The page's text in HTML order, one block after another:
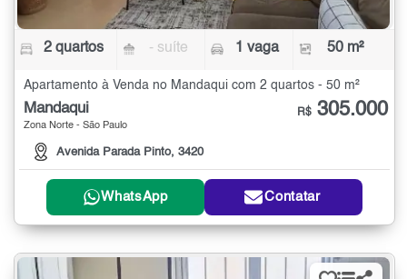
2 quartos - suíte 1 vaga 50 m²
Apartamento à Venda no Mandaqui com 2 quartos - 50 m²
Mandaqui
Zona Norte - São Paulo
Avenida Parada Pinto, 3420
R$ 305.000
WhatsApp Contatar